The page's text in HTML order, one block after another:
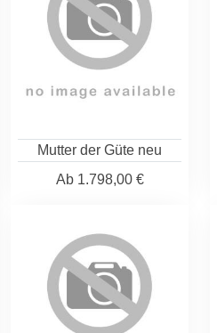
Mutter der Güte neu
Ab1.798,00 €